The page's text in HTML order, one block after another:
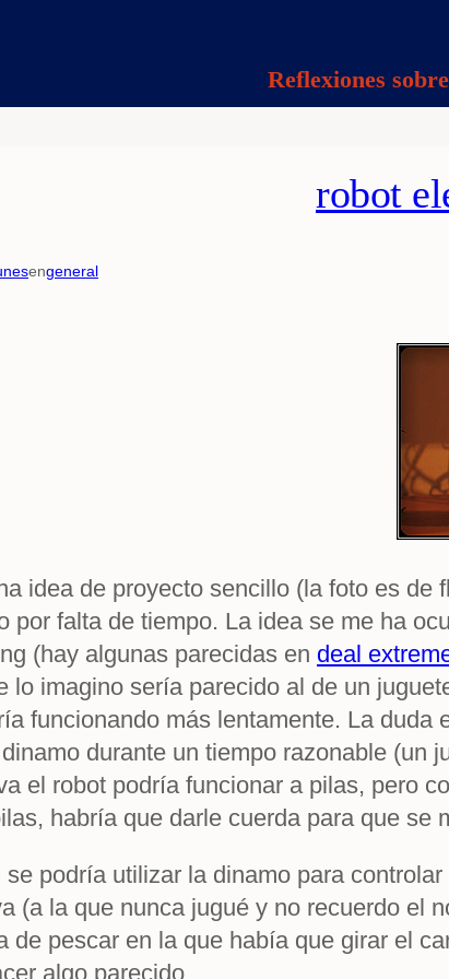
Reflexiones
robot
engeneral
idea de proyecto sencillo (la foto es
por falta de tiempo. La idea se me ha
(hay algunas parecidas en deal
lo imagino sería parecido al de un
funcionando más lentamente. La
durante un tiempo razonable (un
el robot podría funcionar a pilas, pero
habría que darle cuerda para que se
se podría utilizar la dinamo para
(a la que nunca jugué y no recuerdo el
de pescar en la que había que girar el
algo parecido.